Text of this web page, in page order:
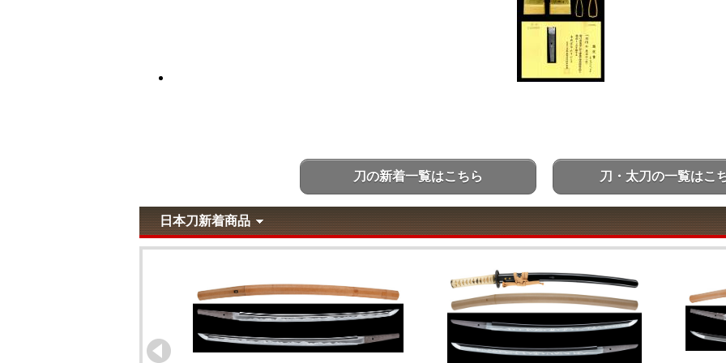
刀の新着一覧はこちら 刀・太刀の一覧はこ
日本刀新着商品